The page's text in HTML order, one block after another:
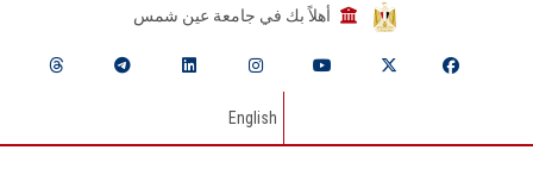
أهلاً بك في جامعة عين شمس
English